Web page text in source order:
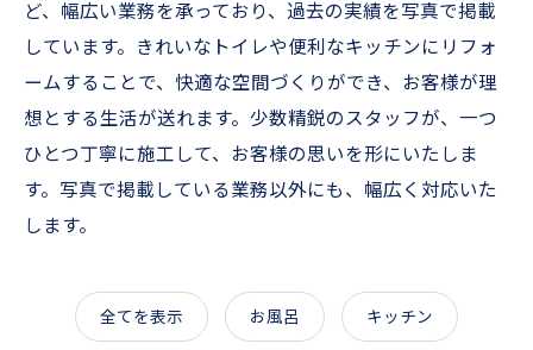
ど、幅広い業務を承っており、過去の実績を写真で掲載
しています。きれいなトイレや便利なキッチンにリフォ
ームすることで、快適な空間づくりができ、お客様が理
想とする生活が送れます。少数精鋭のスタッフが、一つ
ひとつ丁寧に施工して、お客様の思いを形にいたしま
す。写真で掲載している業務以外にも、幅広く対応いた
します。
全てを表示 お風呂 キッチン